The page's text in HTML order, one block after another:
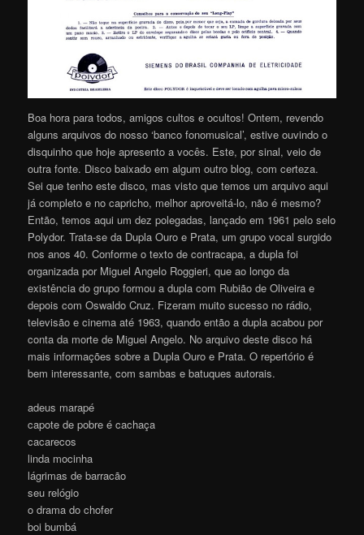
Boa hora para todos, amigos cultos e ocultos! Ontem, revendo
alguns arquivos do nosso ‘banco fonomusical’, estive ouvindo o
disquinho que hoje apresento a vocês. Este, por sinal, veio de
outra fonte. Disco baixado em algum outro blog, com certeza.
Sei que tenho este disco, mas visto que temos um arquivo aqui
já completo e no capricho, melhor aproveitá-lo, não é mesmo?
Então, temos aqui um dez polegadas, lançado em 1961 pelo selo
Polydor. Trata-se da Dupla Ouro e Prata, um grupo vocal surgido
nos anos 40. Conforme o texto de contracapa, a dupla foi
organizada por Miguel Angelo Roggieri, que ao longo da
existência do grupo formou a dupla com Rubião de Oliveira e
depois com Oswaldo Cruz. Fizeram muito sucesso no rádio,
televisão e cinema até 1963, quando então a dupla acabou por
conta da morte de Miguel Angelo. No arquivo deste disco há
mais informações sobre a Dupla Ouro e Prata. O repertório é
bem interessante, com sambas e batuques autorais.
adeus marapé
capote de pobre é cachaça
cacarecos
linda mocinha
lágrimas de barracão
seu relógio
o drama do chofer
boi bumbá